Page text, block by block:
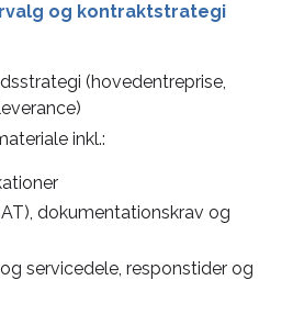
og kontraktstrategi
(hovedentreprise,
inkl.:
dokumentationskrav og
servicedele, responstider og